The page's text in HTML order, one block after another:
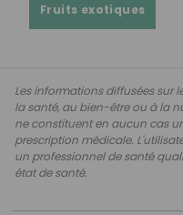
Fruits exotiques
Les informations diffusées sur
la santé, au bien-être ou à la
ne constituent en aucun cas
prescription médicale.
un professionnel de santé
état de santé.